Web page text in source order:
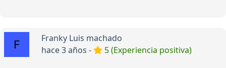
Franky Luis machado
hace 3 años -
5 (Experiencia positiva)